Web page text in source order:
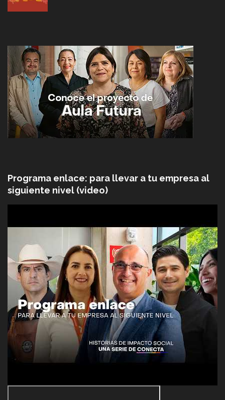
Programa enlace: para llevar a tu empresa al
siguiente nivel (video)